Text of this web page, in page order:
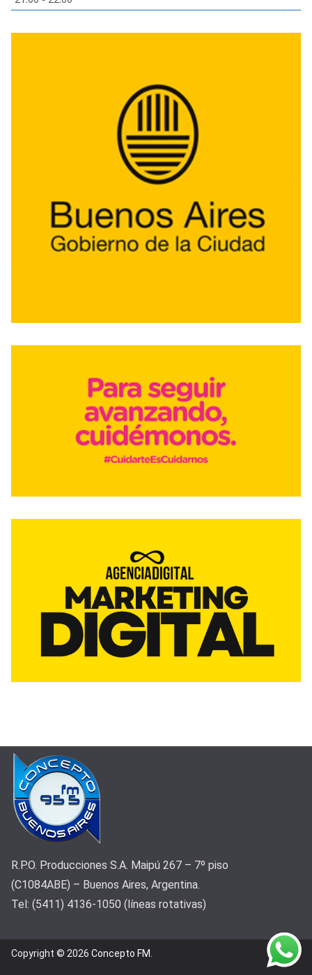
R.P.O. Producciones S.A. Maipú 267 – 7º piso
(C1084ABE) – Buenos Aires, Argentina.
Tel: (5411) 4136-1050 (líneas rotativas)
Copyright © 2026 Concepto FM